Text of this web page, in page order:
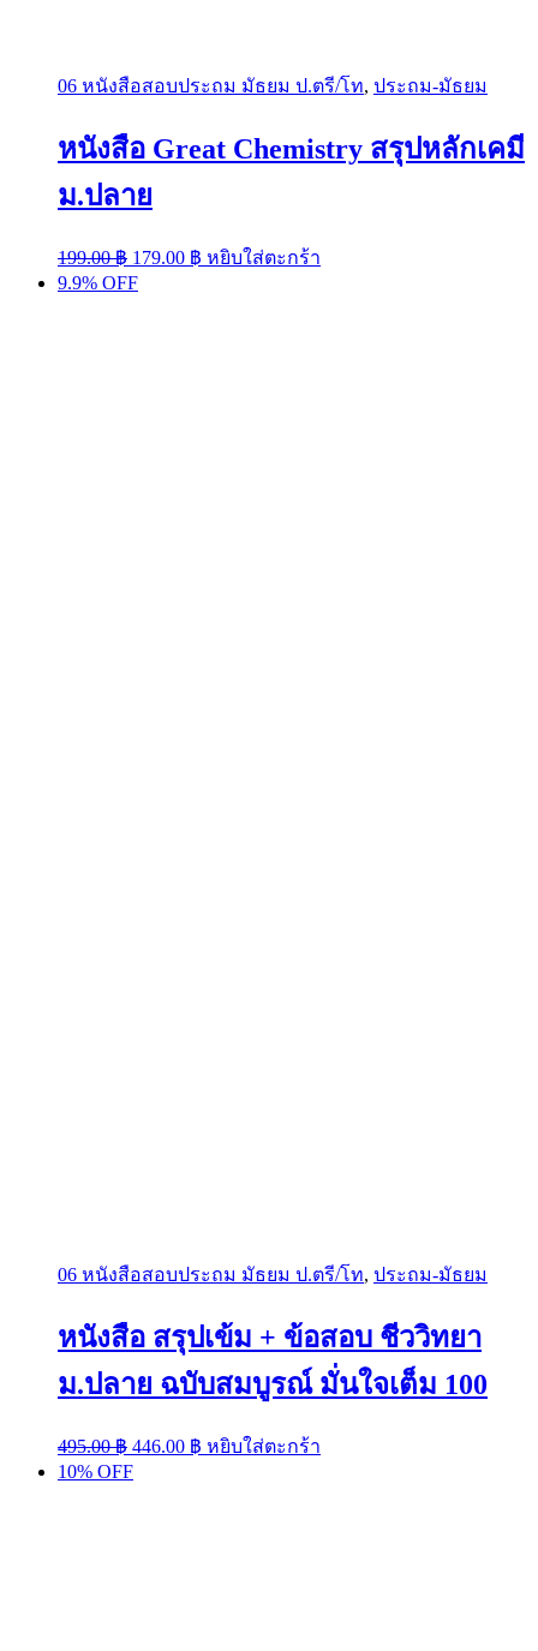
06 หนังสือสอบประถม มัธยม ป.ตรี/โท, ประถม-มัธยม
หนังสือ Great Chemistry สรุปหลักเคมี
ม.ปลาย
199.00฿ Original
price
was:
179.00 ฿ Current
price
หยิบใส่ตะกร้า
9.9% OFF
06 หนังสือสอบประถม มัธยม ป.ตรี/โท, ประถม-มัธยม
หนังสือ สรุปเข้ม + ข้อสอบ ชีววิทยา
ม.ปลาย ฉบับสมบูรณ์ มั่นใจเต็ม 100
495.00฿ Original
price
was:
446.00 ฿ Current
price
หยิบใส่ตะกร้า
10% OFF